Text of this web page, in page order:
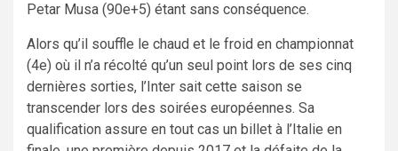
Petar Musa (90e+5) étant sans conséquence.
Alors qu’il souffle le chaud et le froid en championnat
(4e) où il n’a récolté qu’un seul point lors de ses cinq
dernières sorties, l’Inter sait cette saison se
transcender lors des soirées européennes. Sa
qualification assure en tout cas un billet à l’Italie en